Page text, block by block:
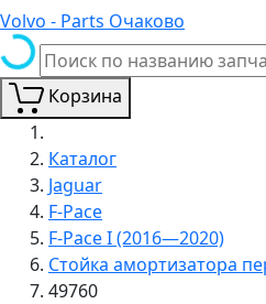
Volvo - Parts Очаково
Корзина
Каталог
Jaguar
F-Pace
F-Pace I (2016—2020)
Стойка амортизатора
49760